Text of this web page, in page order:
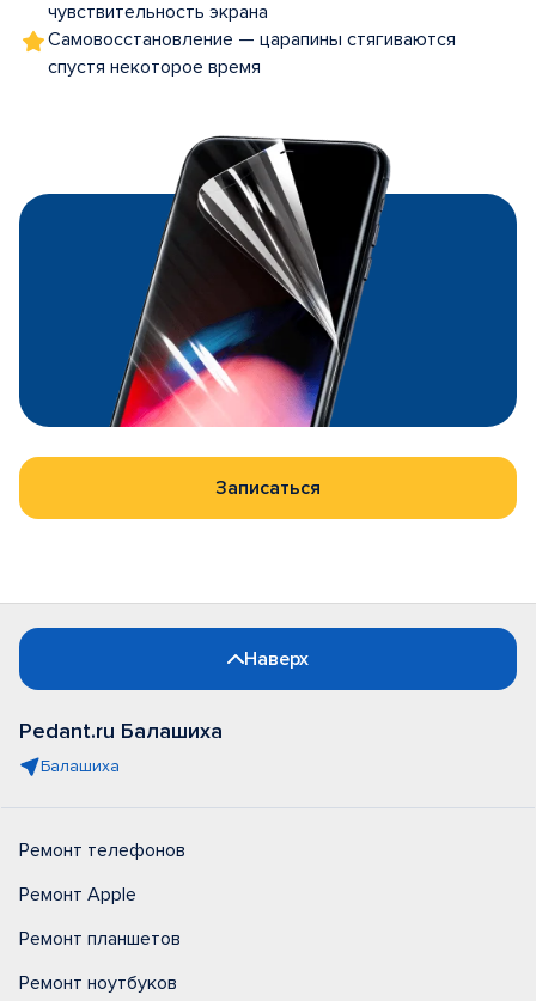
чувствительность экрана
Самовосстановление — царапины стягиваются
спустя некоторое время
Записаться
Наверх
Pedant.ru Балашиха
Балашиха
Ремонт телефонов
Ремонт Apple
Ремонт планшетов
Ремонт ноутбуков